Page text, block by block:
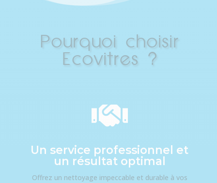
Pourquoi choisir
Ecovitres ?

Un service professionnel et
un résultat optimal
Offrez un nettoyage impeccable et durable à vos